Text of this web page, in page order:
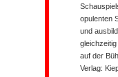
opulenten
und
auf der
Verlag: